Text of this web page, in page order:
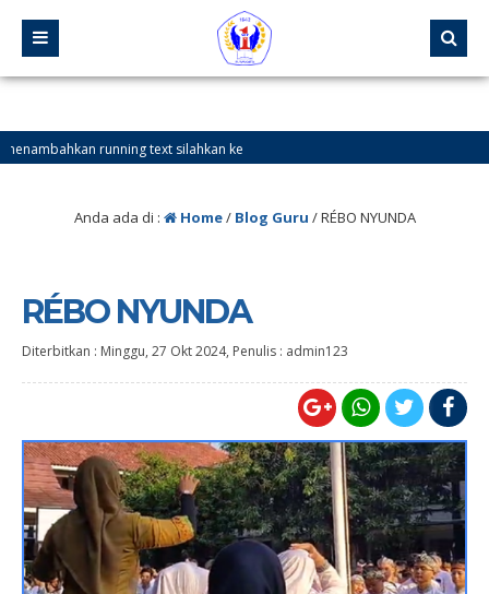
running text silahkan ke
Anda ada di : Home/ Blog Guru /RÉBO NYUNDA
RÉBO NYUNDA
Diterbitkan : Minggu, 27 Okt 2024, Penulis : admin123